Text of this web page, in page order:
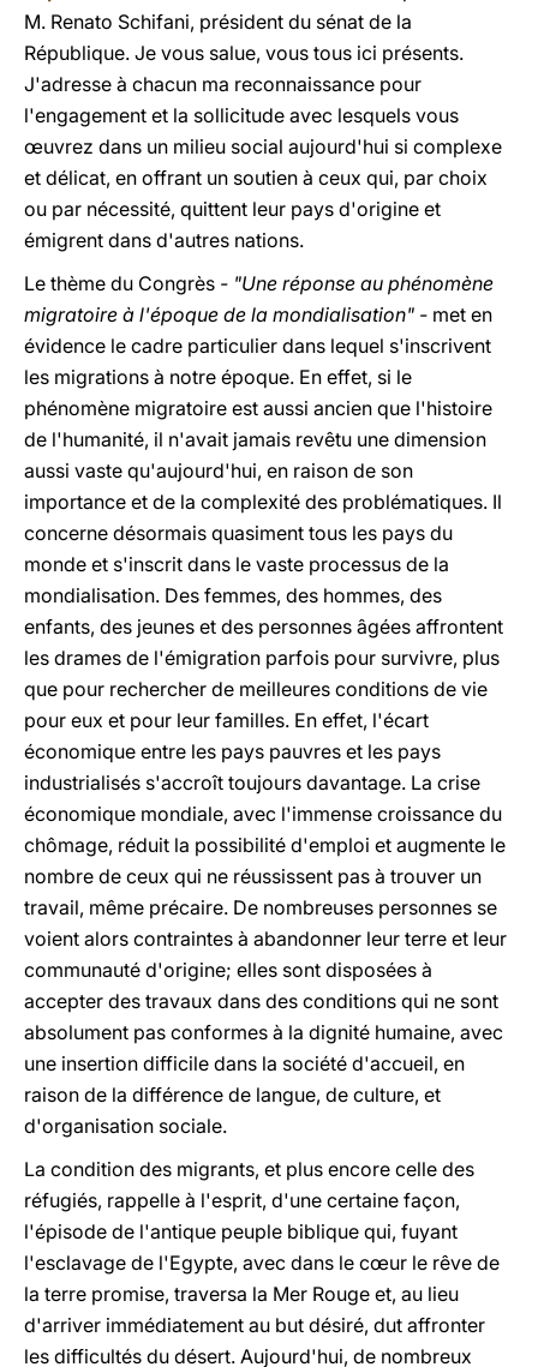
M. Renato Schifani, président du sénat de la
République. Je vous salue, vous tous ici présents.
J'adresse à chacun ma reconnaissance pour
l'engagement et la sollicitude avec lesquels vous
œuvrez dans un milieu social aujourd'hui si complexe
et délicat, en offrant un soutien à ceux qui, par choix
ou par nécessité, quittent leur pays d'origine et
émigrent dans d'autres nations.
Le thème du Congrès - "Une réponse au phénomène
migratoire à l'époque de la mondialisation" - met en
évidence le cadre particulier dans lequel s'inscrivent
les migrations à notre époque. En effet, si le
phénomène migratoire est aussi ancien que l'histoire
de l'humanité, il n'avait jamais revêtu une dimension
aussi vaste qu'aujourd'hui, en raison de son
importance et de la complexité des problématiques. Il
concerne désormais quasiment tous les pays du
monde et s'inscrit dans le vaste processus de la
mondialisation. Des femmes, des hommes, des
enfants, des jeunes et des personnes âgées affrontent
les drames de l'émigration parfois pour survivre, plus
que pour rechercher de meilleures conditions de vie
pour eux et pour leur familles. En effet, l'écart
économique entre les pays pauvres et les pays
industrialisés s'accroît toujours davantage. La crise
économique mondiale, avec l'immense croissance du
chômage, réduit la possibilité d'emploi et augmente le
nombre de ceux qui ne réussissent pas à trouver un
travail, même précaire. De nombreuses personnes se
voient alors contraintes à abandonner leur terre et leur
communauté d'origine; elles sont disposées à
accepter des travaux dans des conditions qui ne sont
absolument pas conformes à la dignité humaine, avec
une insertion difficile dans la société d'accueil, en
raison de la différence de langue, de culture, et
d'organisation sociale.
La condition des migrants, et plus encore celle des
réfugiés, rappelle à l'esprit, d'une certaine façon,
l'épisode de l'antique peuple biblique qui, fuyant
l'esclavage de l'Egypte, avec dans le cœur le rêve de
la terre promise, traversa la Mer Rouge et, au lieu
d'arriver immédiatement au but désiré, dut affronter
les difficultés du désert. Aujourd'hui, de nombreux